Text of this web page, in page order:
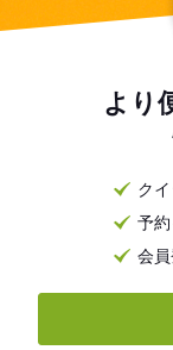
より
ク
予
会